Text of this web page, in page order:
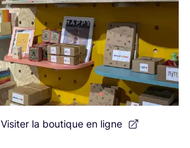
Visiter la boutique en ligne